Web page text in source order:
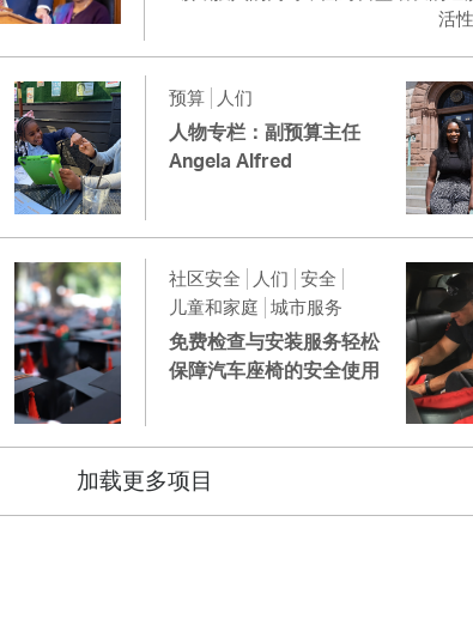
活
预算 人们
人物专栏：副预算主任
Angela Alfred
社区安全 人们 安全
儿童和家庭 城市服务
免费检查与安装服务轻松
保障汽车座椅的安全使用
加载更多项目